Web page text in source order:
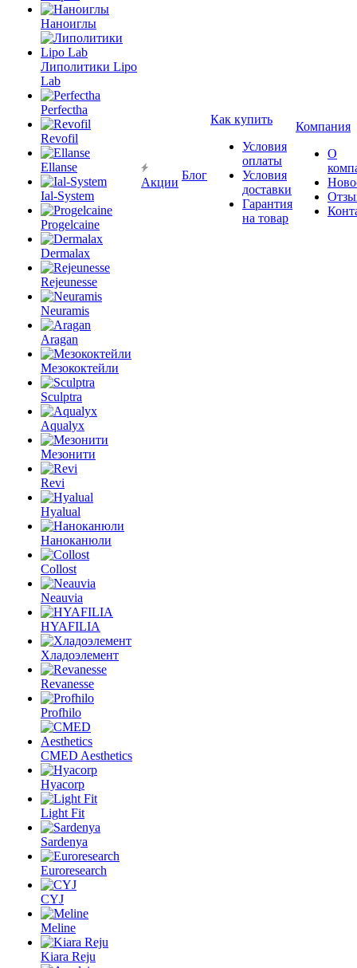
Наноиглы
Липолитики Lipo
Lab
Perfectha
Revofil
Ellanse
Ial-System
Progelcaine
Dermalax
Rejeunesse
Neuramis
Aragan
Мезококтейли
Sculptra
Aqualyx
Мезонити
Revi
Hyalual
Наноканюли
Collost
Neauvia
HYAFILIA
Хладоэлемент
Revanesse
Profhilo
CMED Aesthetics
Hyacorp
Light Fit
Sardenya
Euroresearch
CYJ
Meline
Kiara Reju
Акции
Блог
Как купить
Условия
оплаты
Условия
доставки
Гарантия
на товар
Компания
О